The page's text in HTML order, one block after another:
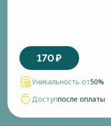
170₽
Уникальность от50%
Доступпосле оплаты